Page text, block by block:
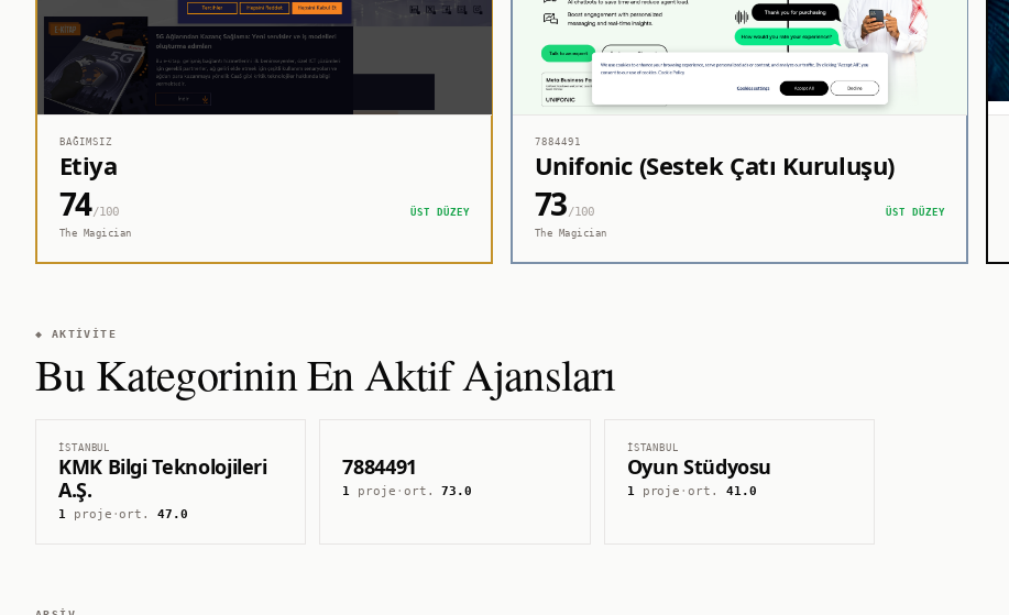
BAĞIMSIZ
Etiya
74/100
ÜST DÜZEY
The Magician
7884491
Unifonic (Sestek Çatı Kuruluşu)
73/100
ÜST DÜZEY
The Magician
◆ AKTIVITE
Bu Kategorinin En Aktif Ajansları
İSTANBUL
KMK Bilgi Teknolojileri
A.Ş.
1proje ·ort.47.0
7884491
1 proje · ort.73.0
İSTANBUL
Oyun Stüdyosu
1proje ·ort. 41.0